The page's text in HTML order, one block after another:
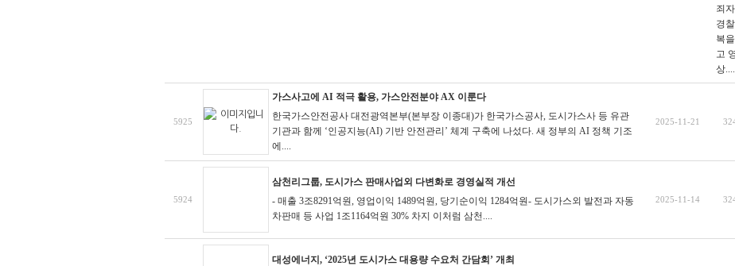
죄
경찰
복
고
상....
5925
가스사고에 AI 적극 활용, 가스안전분야 AX 이룬다
한국가스안전공사 대전광역본부(본부장 이종대)가 한국가스공사, 도시가스사 등 유관
기관과 함께 ‘인공지능(AI) 기반 안전관리’ 체계 구축에 나섰다. 새 정부의 AI 정책 기조
에....
2025-11-21
5924
삼천리그룹, 도시가스 판매사업외 다변화로 경영실적 개선
- 매출 3조8291억원, 영업이익 1489억원, 당기순이익 1284억원- 도시가스외 발전과 자동
차판매 등 사업 1조1164억원 30% 차지 이처럼 삼천....
2025-11-14
대성에너지, ‘2025년 도시가스 대용량 수요처 간담회’ 개최